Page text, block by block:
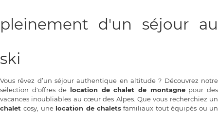
pleinement d'un séjour au
ski
Vous rêvez d’un séjour authentique en altitude ? Découvrez notre
sélection d'offres de location de chalet de montagnepour des
vacances inoubliables au cœur des Alpes. Que vous recherchiez un
chaletcosy, une location de chalets familiaux tout équipés ou un